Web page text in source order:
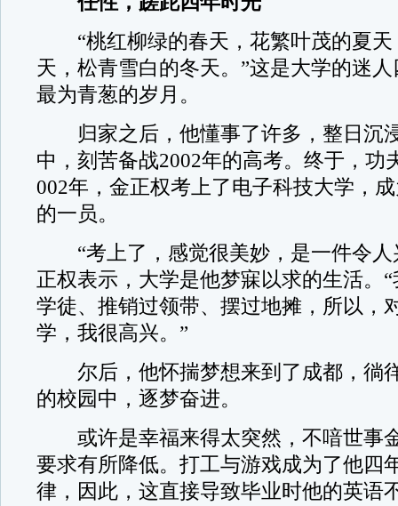
“桃红柳绿的春天，花繁叶茂的夏天
天，松青雪白的冬天。”这是大学的迷
最为青葱的岁月。
归家之后，他懂事了许多，整日沉
中，刻苦备战2002年的高考。终于，功
002年，金正权考上了电子科技大学，
的一员。
“考上了，感觉很美妙，是一件令人
正权表示，大学是他梦寐以求的生活。
学徒、推销过领带、摆过地摊，所以，
学，我很高兴。”
尔后，他怀揣梦想来到了成都，徜
的校园中，逐梦奋进。
或许是幸福来得太突然，不喑世事
要求有所降低。打工与游戏成为了他四
律，因此，这直接导致毕业时他的英语